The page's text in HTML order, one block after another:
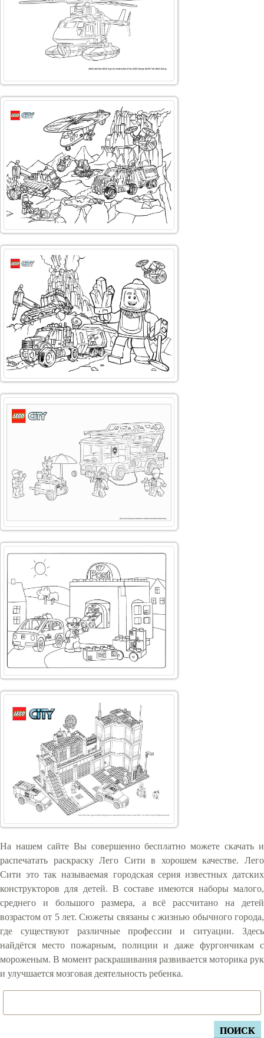
ПОИСК
На нашем сайте Вы совершенно бесплатно можете скачать и
распечатать раскраску Лего Сити в хорошем качестве. Лего
Сити это так называемая городская серия известных датских
конструкторов для детей. В составе имеются наборы малого,
среднего и большого размера, а всё рассчитано на детей
возрастом от 5 лет. Сюжеты связаны с жизнью обычного города,
где существуют различные профессии и ситуации. Здесь
найдётся место пожарным, полиции и даже фургончикам с
мороженым. В момент раскрашивания развивается моторика рук
и улучшается мозговая деятельность ребенка.